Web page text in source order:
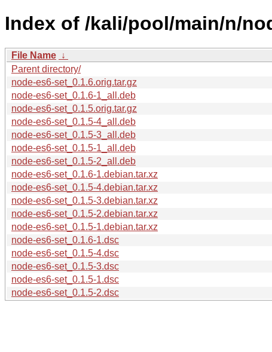
Index of /kali/pool/main/n/
File Name ↓
Parent directory/
node-es6-set_0.1.6.orig.tar.gz
node-es6-set_0.1.6-1_all.deb
node-es6-set_0.1.5.orig.tar.gz
node-es6-set_0.1.5-4_all.deb
node-es6-set_0.1.5-3_all.deb
node-es6-set_0.1.5-1_all.deb
node-es6-set_0.1.5-2_all.deb
node-es6-set_0.1.6-1.debian.tar.xz
node-es6-set_0.1.5-4.debian.tar.xz
node-es6-set_0.1.5-3.debian.tar.xz
node-es6-set_0.1.5-2.debian.tar.xz
node-es6-set_0.1.5-1.debian.tar.xz
node-es6-set_0.1.6-1.dsc
node-es6-set_0.1.5-4.dsc
node-es6-set_0.1.5-3.dsc
node-es6-set_0.1.5-1.dsc
node-es6-set_0.1.5-2.dsc